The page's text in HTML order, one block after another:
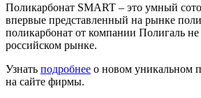
Поликарбонат SMART – это умный
впервые представленный на рынке
поликарбонат от компании Полигаль не
российском рынке.
Узнать подробнее о новом уникальном
на сайте фирмы.